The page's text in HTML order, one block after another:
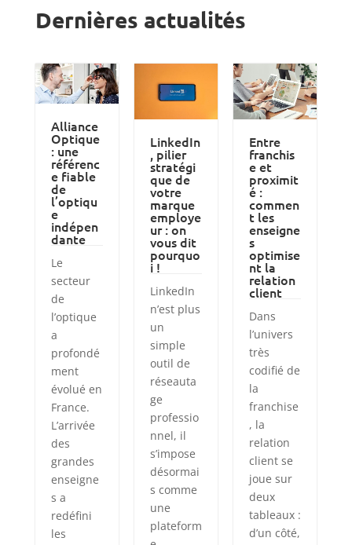
Dernières actualités
Alliance
Optique
: une
référenc
e fiable
de
l’optiqu
e
indépen
dante
Le
secteur
de
l’optique
a
profondé
ment
évolué en
France.
L’arrivée
des
grandes
enseigne
s a
redéfini
les
LinkedIn
, pilier
stratégi
que de
votre
marque
employe
ur : on
vous dit
pourquo
i !
LinkedIn
n’est plus
un
simple
outil de
réseauta
ge
professio
nnel, il
s’impose
désormai
s comme
une
plateform
Entre
franchis
e et
proximit
é :
commen
t les
enseigne
s
optimise
nt la
relation
client
Dans
l’univers
très
codifié de
la
franchise
, la
relation
client se
joue sur
deux
tableaux :
d’un côté,